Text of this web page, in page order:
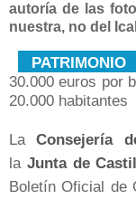
autoría de las
nuestra, no del
PATRIMONIO
30.000 euros por
20.000 habitantes
LaConsejería
laJunta de
Boletín Oficial de